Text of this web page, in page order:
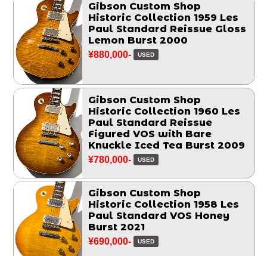
Gibson Custom Shop
Historic Collection 1959 Les
Paul Standard Reissue Gloss
Lemon Burst 2000
¥880,000- USED
Gibson Custom Shop
Historic Collection 1960 Les
Paul Standard Reissue
Figured VOS with Bare
Knuckle Iced Tea Burst 2009
¥780,000- USED
Gibson Custom Shop
Historic Collection 1958 Les
Paul Standard VOS Honey
Burst 2021
¥690,000- USED